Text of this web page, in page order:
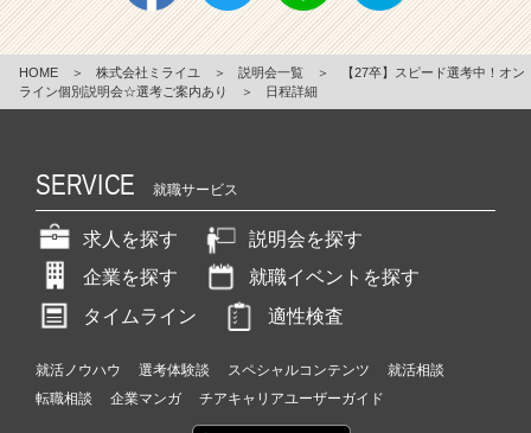
HOME ＞ 株式会社ミライユ ＞ 説明会一覧 ＞
【27卒】スピード選考中！オン
ライン個別説明会☆選考ご案内あり
＞ 日程詳細
SERVICE 就職サービス
求人を探す
説明会を探す
企業を探す
就職イベントを探す
タイムライン
適性検査
就活ノウハウ 選考体験談 スペシャルコンテンツ
就活相談
転職相談
企業マンガ チアキャリアユーザーガイド